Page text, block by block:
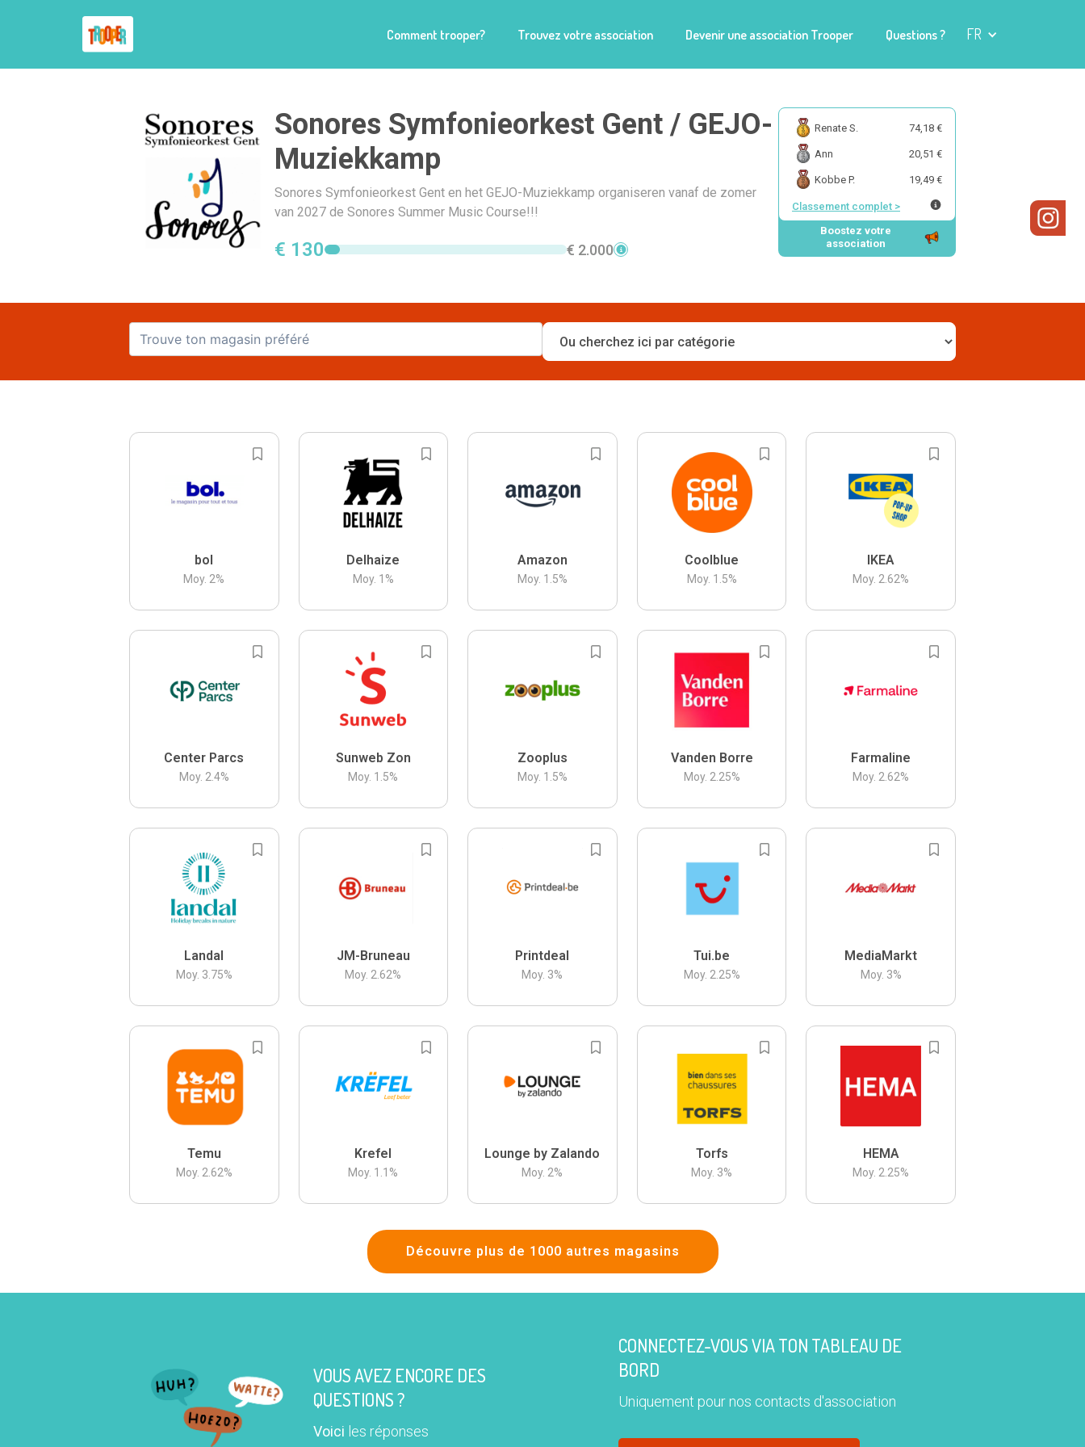
Comment trooper? Trouvez votre association Devenir une association Trooper Questions ? FR
Sonores Symfonieorkest Gent / GEJO-
Muziekkamp
Sonores Symfonieorkest Gent en het GEJO-Muziekkamp organiseren vanaf de zomer
van 2027 de Sonores Summer Music Course!!!
€ 130 € 2.000
Renate S. 74,18 €
Ann 20,51 €
Kobbe P. 19,49 €
Classement complet >
Boostez votre
association
bol
Moy. 2%
Delhaize
Moy. 1 %
Amazon
Moy. 1.5%
Coolblue
Moy. 1.5%
IKEA
Moy. 2.62%
Center Parcs
Moy. 2.4%
Sunweb Zon
Moy. 1.5%
Zooplus
Moy. 1.5%
Vanden Borre
Moy. 2.25%
Farmaline
Moy. 2.62%
Landal
Moy. 3.75%
JM-Bruneau
Moy. 2.62%
Printdeal
Moy. 3%
Tui.be
Moy. 2.25%
MediaMarkt
Moy. 3%
Temu
Moy. 2.62%
Krefel
Moy. 1.1 %
Lounge by Zalando
Moy. 2%
Torfs
Moy. 3%
HEMA
Moy. 2.25%
Découvre plus de 1000 autres magasins
VOUS AVEZ ENCORE DES
QUESTIONS ?
Voici les réponses
CONNECTEZ-VOUS VIA TON TABLEAU DE
BORD
Uniquement pour nos contacts d'association